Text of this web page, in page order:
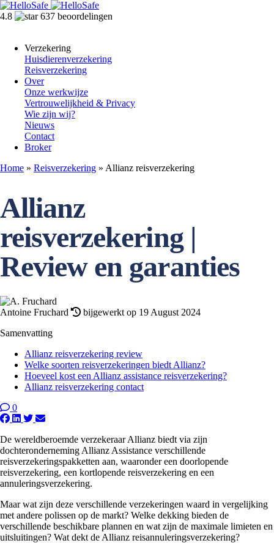
4.8 637 beoordelingen
Verzekering
Huisdierenverzekering
Reisverzekering
Over
Onze werkwijze
Vertrouwelijkheid & Privacy
Wie zijn wij?
Nieuws
Contact
Broker
Home » Reisverzekering » Allianz reisverzekering
Allianz
reisverzekering |
Review en garanties
Antoine Fruchard
bijgewerkt op 19 August 2024
Samenvatting
Allianz reisverzekering review
Welke soorten reisverzekeringen biedt Allianz?
Hoeveel kost een Allianz assistance reisverzekering?
Allianz reisverzekering contact
0
De wereldberoemde verzekeraar Allianz biedt via zijn
dochteronderneming Allianz Assistance verschillende
reisverzekeringspakketten aan, waaronder een doorlopende
reisverzekering, een kortlopende reisverzekering en een
annuleringsverzekering.
Maar wat zijn deze verschillende verzekeringen waard in vergelijking
met andere polissen op de markt? Welke dekking bieden de
verschillende beschikbare plannen en wat zijn de maximale limieten en
uitsluitingen? Wat dekt de Allianz reisannuleringsverzekering?